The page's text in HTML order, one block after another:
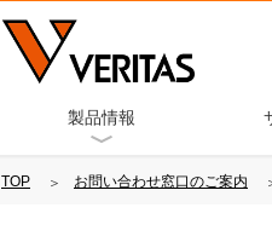
製品情報
TOP お問い合わせ窓口のご案内